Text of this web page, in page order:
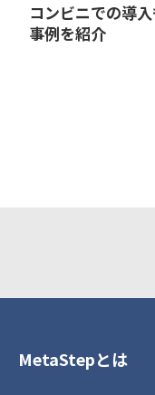
コンビニでの導
事例を紹介
MetaStepとは